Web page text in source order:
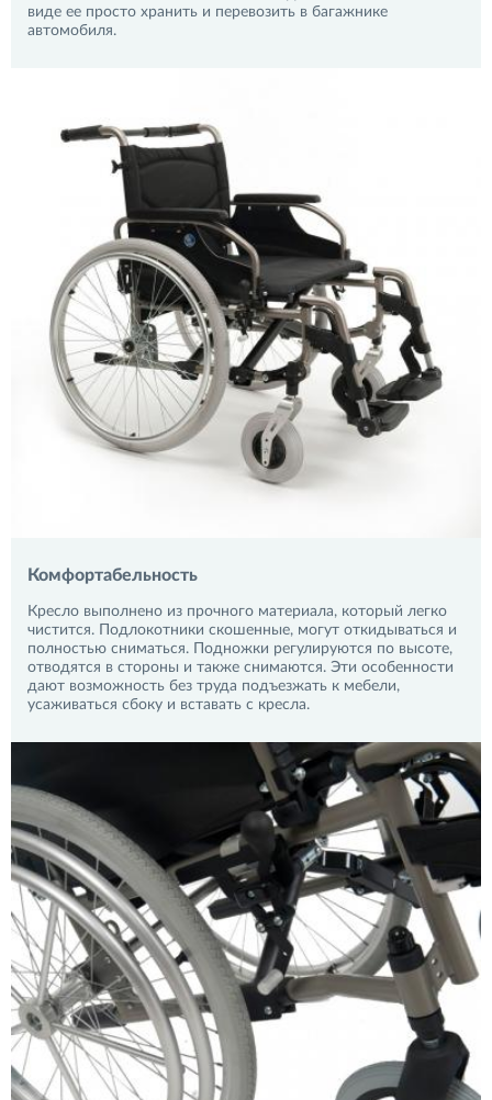
виде ее просто хранить и перевозить в багажнике
автомобиля.
Комфортабельность
Кресло выполнено из прочного материала, который легко
чистится. Подлокотники скошенные, могут откидываться и
полностью сниматься. Подножки регулируются по высоте,
отводятся в стороны и также снимаются. Эти особенности
дают возможность без труда подъезжать к мебели,
усаживаться сбоку и вставать с кресла.